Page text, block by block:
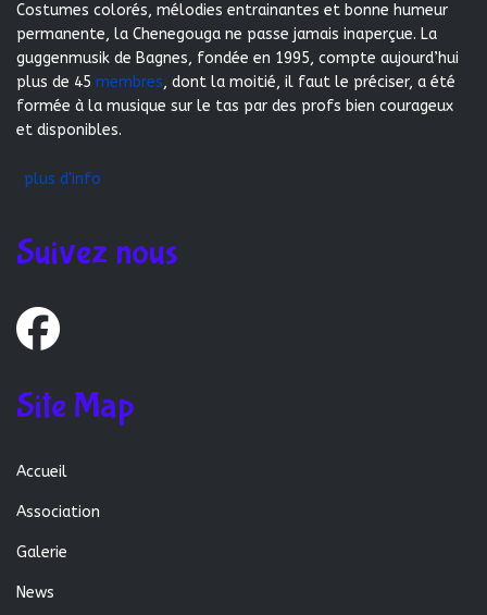
Costumes colorés, mélodies entrainantes et bonne humeur
permanente, la Chenegouga ne passe jamais inaperçue. La
guggenmusik de Bagnes, fondée en 1995, compte aujourd’hui
plus de 45 membres, dont la moitié, il faut le préciser, a été
formée à la musique sur le tas par des profs bien courageux
et disponibles.
plus d'info
Suivez nous
Site Map
Accueil
Association
Galerie
News